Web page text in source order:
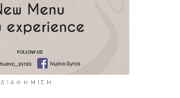
ΔΙΑΦΉΜΙΣΗ